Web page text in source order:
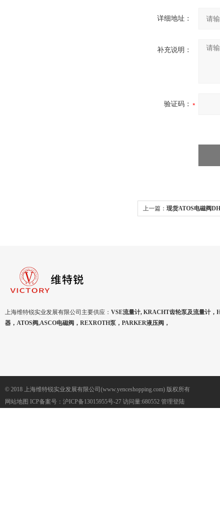
详细地址：
补充说明：
验证码：
上一篇： 现货ATOS电磁阀
上海维特锐实业发展有限公司主要供应： VSE流量计, KRACHT齿轮泵及流量计，
器，ATOS阀,ASCO电磁阀，REXROTH泵，PARKER液压阀，
© 2018 上海维特锐实业发展有限公司(www.yenceshopping.com) 版权所有
网站地图 ICP备案号： 沪ICP备13015955号-27 访问量:680552 管理登陆